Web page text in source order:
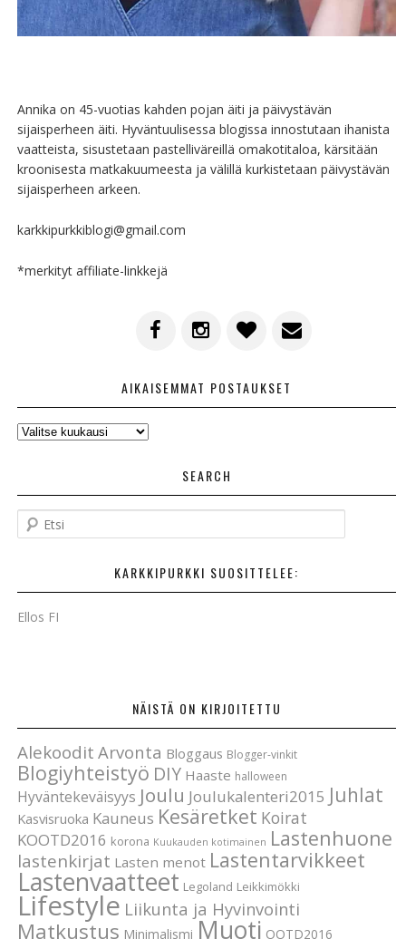
Annika on 45-vuotias kahden pojan äiti ja päivystävän
sijaisperheen äiti. Hyväntuulisessa blogissa innostutaan ihanista
vaatteista, sisustetaan pastelliväreillä omakotitaloa, kärsitään
kroonisesta matkakuumeesta ja välillä kurkistetaan päivystävän
sijaisperheen arkeen.
karkkipurkkiblogi@gmail.com
*merkityt affiliate-linkkejä
AIKAISEMMAT POSTAUKSET
AIKAISEMMAT
SEARCH
t
KARKKIPURKKI SUOSITTELEE:
Ellos FI
NÄISTÄ ON KIRJOITETTU
Alekoodit Arvonta Bloggaus Blogger-vinkit
Blogiyhteistyö DIY Haaste halloween
Hyväntekeväisyys Joulu Joulukalenteri2015 Juhlat
Kasvisruoka Kauneus Kesäretket Koirat
KOOTD2016 korona Kuukauden kotimainen Lastenhuone
lastenkirjat Lasten menot Lastentarvikkeet
Lastenvaatteet Legoland Leikkimökki
Lifestyle Liikunta ja Hyvinvointi
Matkustus Minimalismi Muoti OOTD2016